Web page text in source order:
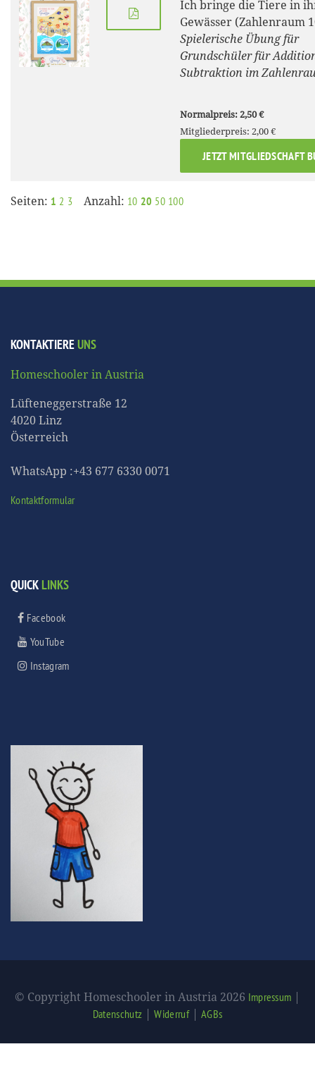
Ich bringe die Tiere in
Gewässer (Zahlenraum
Spielerische Übung für
Grundschüler für
Subtraktion im
Normalpreis: 2,50 €
Mitgliederpreis: 2,00 €
JETZT MITGLIEDSCHAFT
Seiten: 1 2 3Anzahl: 10 20 50 100
KONTAKTIEREUNS
Homeschooler in Austria
Lüfteneggerstraße 12
4020 Linz
Österreich
WhatsApp :+43 677 6330 0071
Kontaktformular
QUICKLINKS
Facebook
YouTube
Instagram
© Copyright Homeschooler in Austria 2026 Impressum |
Datenschutz |Widerruf| AGBs